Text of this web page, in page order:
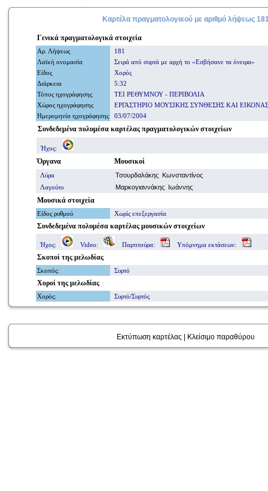
Καρτέλα πραγματολογικού με αριθμόλήψεως
Γενικά πραγματολογικά στοιχεία
Αρ. Λήψεως
181
Λαϊκή ονομασία
Σειρά από συρτά με αρχή το «Εσβήσανε τα όνειρα»
Είδος
Χορός
Διάρκεια
5:32
Τόπος ηχογράφησης
ΤΕΙ ΡΕΘΥΜΝΟΥ - ΠΕΡΙΒΟΛΙΑ
Χώρος ηχογράφησης
ΕΡΓΑΣΤΗΡΙΟ ΜΟΥΣΙΚΗΣ ΣΥΝΘΕΣΗΣ ΚΑΙ ΕΙΚΟΝΑΣ
Ημερομηνία ηχογράφησης 03/07/2004
Συνδεδεμένα πολυμέσα καρτέλας πραγματολογικών στοιχείων
Ήχος:
Όργανα Μουσικοί
Λύρα
Τσουρδαλάκης Κωνσταντίνος
Λαγούτο
Μαρκογιαννάκης Ιωάννης
Μουσικά στοιχεία
Είδος ρυθμού Χωρίς επεξεργασία
Συνδεδεμένα πολυμέσα καρτέλας μουσικών στοιχείων
Ήχος: Video: Παρτιτούρα: Υπόμνημα εκτάσεων:
Σκοποί της μελωδίας
Σκοπός: Συρτό
Χοροί της μελωδίας
Χορός: Συρτό/Συρτός
Εκτύπωση καρτέλας Κλείσιμο παραθύρου